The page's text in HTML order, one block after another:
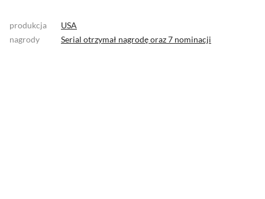
produkcja
USA
nagrody
Serial otrzymał nagrodęoraz7 nominacji